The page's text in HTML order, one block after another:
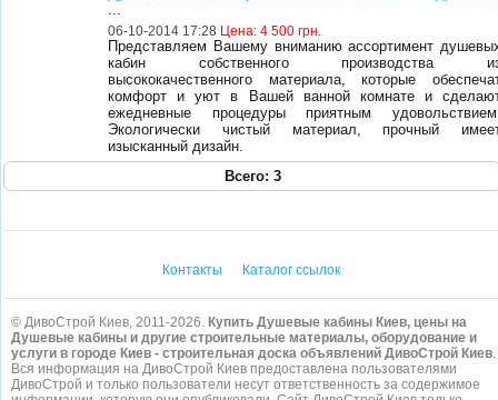
...
06-10-2014 17:28 Цена:4 500 грн.
Представляем Вашему вниманию ассортимент
кабин собственного производства
высококачественного материала, которые
комфорт и уют в Вашей ванной комнате и
ежедневные процедуры приятным
Экологически чистый материал, прочный
изысканный дизайн.
Всего: 3
Контакты Каталог ссылок
© ДивоСтрой Киев, 2011-2026. Купить Душевые кабины Киев, цены на
Душевые кабины и другие строительные материалы, оборудование и
услуги в городе Киев - строительная доска объявлений ДивоСтрой Киев.
Вся информация на ДивоСтрой Киев предоставлена пользователями
ДивоСтрой и только пользователи несут ответственность за содержимое